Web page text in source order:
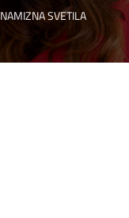
NAMIZNA SVETILA